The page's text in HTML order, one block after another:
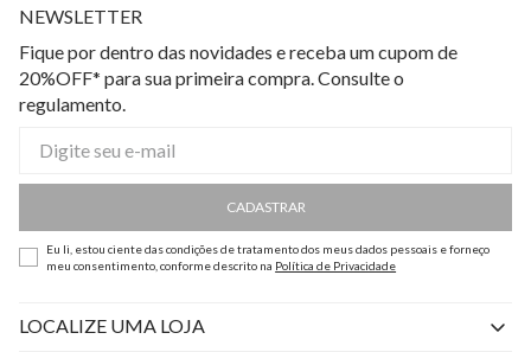
NEWSLETTER
Fique por dentro das novidades e receba um cupom de
20%OFF* para sua primeira compra. Consulte o
regulamento.
CADASTRAR
Eu li, estou ciente das condições de tratamento dos meus dados pessoais e forneço
meu consentimento, conforme descrito na Política de Privacidade
LOCALIZE UMA LOJA